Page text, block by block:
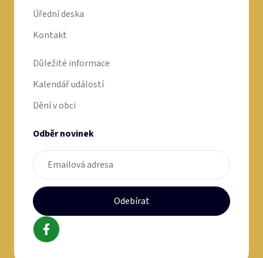
Úřední deska
Kontakt
Důležité informace
Kalendář událostí
Dění v obci
Odběr novinek
Odebírat